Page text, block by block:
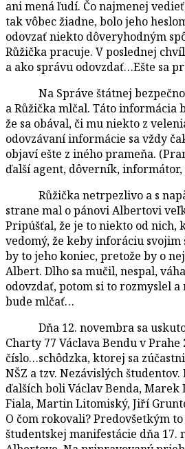
ani mená ľudí. Čo najmenej
tak vôbec žiadne, bolo jeho
odovzať niekto dôveryhodným
Růžička pracuje. V poslednej
a ako správu odovzdať…Ešte sa
Na Správe štátnej
a Růžička mlčal. Táto informácia
že sa obával, či mu niekto z
odovzávaní informácie sa vždy
objaví ešte z iného prameňa.
ďalší agent, dôverník, informátor,
Růžička netrpezlivo a s
strane mal o pánovi Albertovi
Pripúšťal, že je to niekto od nich,
vedomý, že keby inforáciu svojim
by to jeho koniec, pretože by o
Albert. Dlho sa mučil, nespal,
odovzdať, potom si to rozmyslel a
bude mlčať…
Dňa 12. novembra sa
Charty 77 Václava Bendu v
číslo…schôdzka, ktorej sa
NŠZ a tzv. Nezávislých
ďalších boli Václav Benda, Marek
Fiala, Martin Litomiský, Jiří
O čom rokovali? Predovšetkým
študentskej manifestácie dňa 17.